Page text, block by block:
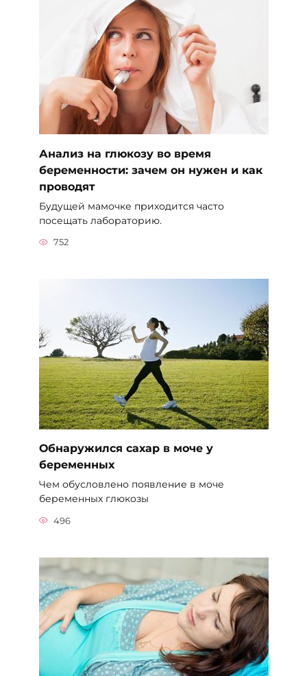
Анализ на глюкозу во время
беременности: зачем он нужен и как
проводят
Будущей мамочке приходится часто
посещать лабораторию.
752
Обнаружился сахар в моче у
беременных
Чем обусловлено появление в моче
беременных глюкозы
496